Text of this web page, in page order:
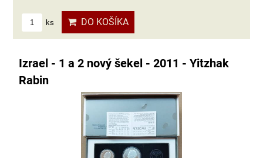
ks DO KOŠÍKA
Izrael - 1 a 2 nový šekel - 2011 - Yitzhak
Rabin